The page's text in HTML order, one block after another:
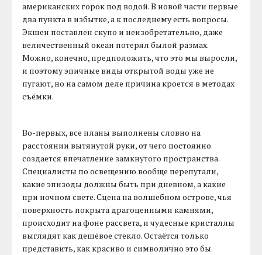
американских горок под водой. В новой части первые
два пункта в избытке, а к последнему есть вопросы.
Экшен поставлен скупо и неизобретательно, даже
величественный океан потерял былой размах.
Можно, конечно, предположить, что это мы выросли,
и поэтому эпичные виды открытой воды уже не
пугают, но на самом деле причина кроется в методах
съёмки.
Во-первых, все планы выполнены словно на
расстоянии вытянутой руки, от чего постоянно
создается впечатление замкнутого пространства.
Специалисты по освещению вообще перепутали,
какие эпизоды должны быть при дневном, а какие
при ночном свете. Сцена на волшебном острове, чья
поверхность покрыта драгоценными камнями,
происходит на фоне рассвета, и чудесные кристаллы
выглядят как дешёвое стекло. Остаётся только
представить, как красиво и символично это бы